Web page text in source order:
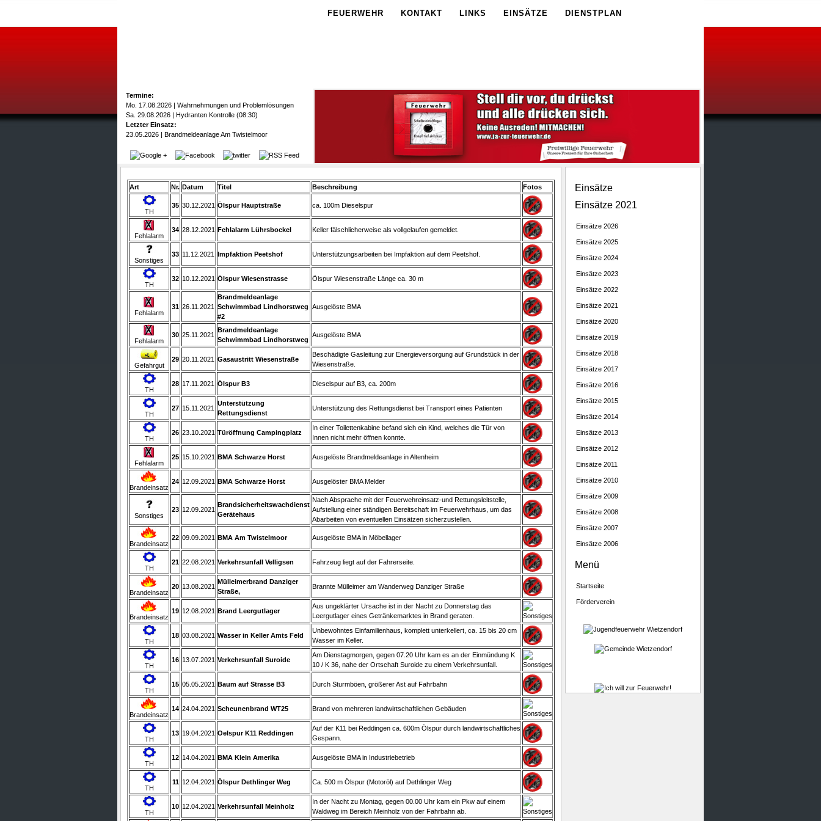
FEUERWEHR KONTAKT LINKS EINSÄTZE DIENSTPLAN
Termine:
Mo. 17.08.2026 | Wahrnehmungen und Problemlösungen
Sa. 29.08.2026 | Hydranten Kontrolle (08:30)
Letzter Einsatz:
23.05.2026 | Brandmeldeanlage Am Twistelmoor
Art Nr. Datum Titel Beschreibung Fotos
TH
35 30.12.2021 Ölspur Hauptstraße ca. 100m Dieselspur
Fehlalarm
34 28.12.2021 Fehlalarm Lührsbockel Keller fälschlicherweise als vollgelaufen gemeldet.
Sonstiges
33 11.12.2021 Impfaktion Peetshof Unterstützungsarbeiten bei Impfaktion auf dem Peetshof.
TH
32 10.12.2021 Ölspur Wiesenstrasse Ölspur Wiesenstraße Länge ca. 30 m
Fehlalarm
31 26.11.2021
Brandmeldeanlage
Schwimmbad Lindhorstweg
#2
Ausgelöste BMA
Fehlalarm
30 25.11.2021
Brandmeldeanlage
Schwimmbad Lindhorstweg
Ausgelöste BMA
Gefahrgut
29 20.11.2021 Gasaustritt Wiesenstraße
Beschädigte Gasleitung zur Energieversorgung auf Grundstück in der
Wiesenstraße.
TH
28 17.11.2021 Ölspur B3 Dieselspur auf B3, ca. 200m
TH
27 15.11.2021
Unterstützung
Rettungsdienst
Unterstützung des Rettungsdienst bei Transport eines Patienten
TH
26 23.10.2021 Türöffnung Campingplatz
In einer Toilettenkabine befand sich ein Kind, welches die Tür von
Innen nicht mehr öffnen konnte.
Fehlalarm
25 15.10.2021 BMA Schwarze Horst Ausgelöste Brandmeldeanlage in Altenheim
Brandeinsatz
24 12.09.2021 BMA Schwarze Horst Ausgelöster BMA Melder
Sonstiges
23 12.09.2021
Brandsicherheitswachdienst
Gerätehaus
Nach Absprache mit der Feuerwehreinsatz-und Rettungsleitstelle,
Aufstellung einer ständigen Bereitschaft im Feuerwehrhaus, um das
Abarbeiten von eventuellen Einsätzen sicherzustellen.
Brandeinsatz
22 09.09.2021 BMA Am Twistelmoor Ausgelöste BMA in Möbellager
TH
21 22.08.2021 Verkehrsunfall Velligsen Fahrzeug liegt auf der Fahrerseite.
Brandeinsatz
20 13.08.2021
Mülleimerbrand Danziger
Straße,
Brannte Mülleimer am Wanderweg Danziger Straße
Brandeinsatz
19 12.08.2021 Brand Leergutlager
Aus ungeklärter Ursache ist in der Nacht zu Donnerstag das
Leergutlager eines Getränkemarktes in Brand geraten.
TH
18 03.08.2021 Wasser in Keller Amts Feld
Unbewohntes Einfamilienhaus, komplett unterkellert, ca. 15 bis 20 cm
Wasser im Keller.
TH
16 13.07.2021 Verkehrsunfall Suroide
Am Dienstagmorgen, gegen 07.20 Uhr kam es an der Einmündung K
10 / K 36, nahe der Ortschaft Suroide zu einem Verkehrsunfall.
TH
15 05.05.2021 Baum auf Strasse B3 Durch Sturmböen, größerer Ast auf Fahrbahn
Brandeinsatz
14 24.04.2021 Scheunenbrand WT25 Brand von mehreren landwirtschaftlichen Gebäuden
TH
13 19.04.2021 Oelspur K11 Reddingen
Auf der K11 bei Reddingen ca. 600m Ölspur durch landwirtschaftliches
Gespann.
TH
12 14.04.2021 BMA Klein Amerika Ausgelöste BMA in Industriebetrieb
TH
11 12.04.2021 Ölspur Dethlinger Weg Ca. 500 m Ölspur (Motoröl) auf Dethlinger Weg
TH
10 12.04.2021 Verkehrsunfall Meinholz
In der Nacht zu Montag, gegen 00.00 Uhr kam ein Pkw auf einem
Waldweg im Bereich Meinholz von der Fahrbahn ab.
Einsätze
Einsätze 2021
Einsätze 2026
Einsätze 2025
Einsätze 2024
Einsätze 2023
Einsätze 2022
Einsätze 2021
Einsätze 2020
Einsätze 2019
Einsätze 2018
Einsätze 2017
Einsätze 2016
Einsätze 2015
Einsätze 2014
Einsätze 2013
Einsätze 2012
Einsätze 2011
Einsätze 2010
Einsätze 2009
Einsätze 2008
Einsätze 2007
Einsätze 2006
Menü
Startseite
Förderverein